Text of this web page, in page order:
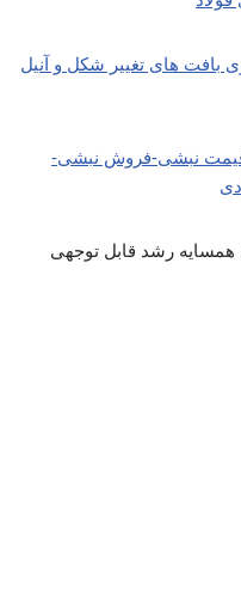
بافت های تغییر شکل و آنیل
نبشی-فروش نبشی-
همسایه رشد قابل توجهی